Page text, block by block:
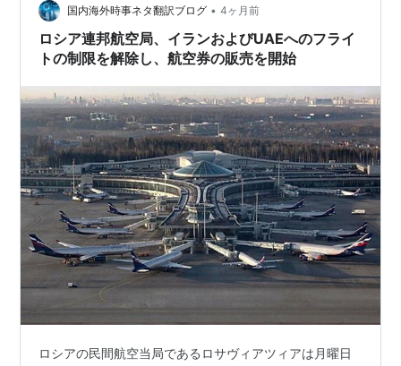
ロ、ヨーロッパ域内の便では29ユーロの燃料費が増加し
た。同分析では、4月16日時点の価格…
国内海外時事ネタ翻訳ブログ • 4ヶ月前
ロシア連邦航空局、イランおよびUAEへのフライ
トの制限を解除し、航空券の販売を開始
ロシアの民間航空当局であるロサヴィアツィアは月曜日